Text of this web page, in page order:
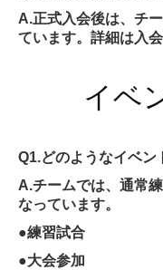
A.正式入会後は、チ
ています。詳細は入
イベ
Q1.どのようなイベン
A.チームでは、通常
なっています。
●練習試合
●大会参加